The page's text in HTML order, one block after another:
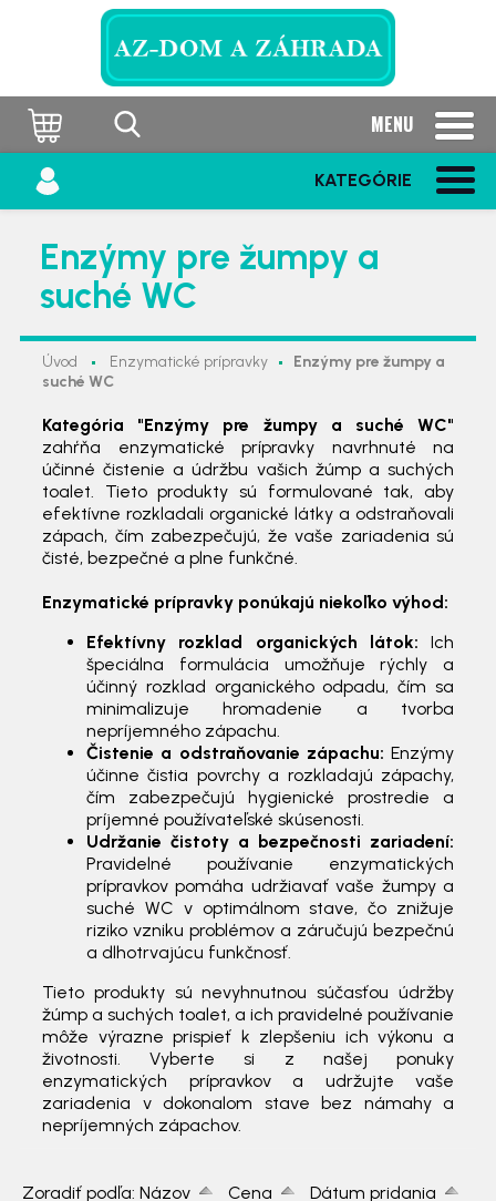
MENU
KATEGÓRIE
Enzýmy pre žumpy a
suché WC
Úvod Enzymatické prípravky
Enzýmy pre žumpy a
suché WC
Kategória "Enzýmy pre žumpy a suché WC"
zahŕňa enzymatické prípravky navrhnuté na
účinné čistenie a údržbu vašich žúmp a suchých
toalet. Tieto produkty sú formulované tak, aby
efektívne rozkladali organické látky a odstraňovali
zápach, čím zabezpečujú, že vaše zariadenia sú
čisté, bezpečné a plne funkčné.
Enzymatické prípravky ponúkajú niekoľko výhod:
Efektívny rozklad organických látok: Ich
špeciálna formulácia umožňuje rýchly a
účinný rozklad organického odpadu, čím sa
minimalizuje hromadenie a tvorba
nepríjemného zápachu.
Čistenie a odstraňovanie zápachu: Enzýmy
účinne čistia povrchy a rozkladajú zápachy,
čím zabezpečujú hygienické prostredie a
príjemné používateľské skúsenosti.
Udržanie čistoty a bezpečnosti zariadení:
Pravidelné používanie enzymatických
prípravkov pomáha udržiavať vaše žumpy a
suché WC v optimálnom stave, čo znižuje
riziko vzniku problémov a záručujú bezpečnú
a dlhotrvajúcu funkčnosť.
Tieto produkty sú nevyhnutnou súčasťou údržby
žúmp a suchých toalet, a ich pravidelné používanie
môže výrazne prispieť k zlepšeniu ich výkonu a
životnosti. Vyberte si z našej ponuky
enzymatických prípravkov a udržujte vaše
zariadenia v dokonalom stave bez námahy a
nepríjemných zápachov.
Zoradiť podľa: Názov Cena
Dátum pridania